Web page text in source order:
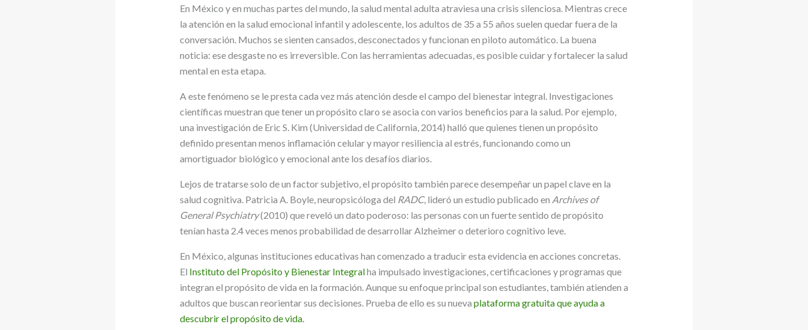
En México y en muchas partes del mundo, la salud mental adulta atraviesa una crisis silenciosa. Mientras crece
la atención en la salud emocional infantil y adolescente, los adultos de 35 a 55 años suelen quedar fuera de la
conversación. Muchos se sienten cansados, desconectados y funcionan en piloto automático. La buena
noticia: ese desgaste no es irreversible. Con las herramientas adecuadas, es posible cuidar y fortalecer la salud
mental en esta etapa.
A este fenómeno se le presta cada vez más atención desde el campo del bienestar integral. Investigaciones
científicas muestran que tener un propósito claro se asocia con varios beneficios para la salud. Por ejemplo,
una investigación de Eric S. Kim (Universidad de California, 2014) halló que quienes tienen un propósito
definido presentan menos inflamación celular y mayor resiliencia al estrés, funcionando como un
amortiguador biológico y emocional ante los desafíos diarios.
Lejos de tratarse solo de un factor subjetivo, el propósito también parece desempeñar un papel clave en la
salud cognitiva. Patricia A. Boyle, neuropsicóloga del RADC, lideró un estudio publicado en Archives of
General Psychiatry(2010) que reveló un dato poderoso: las personas con un fuerte sentido de propósito
tenían hasta 2.4 veces menos probabilidad de desarrollar Alzheimer o deterioro cognitivo leve.
En México, algunas instituciones educativas han comenzado a traducir esta evidencia en acciones concretas.
El Instituto del Propósito y Bienestar Integralha impulsado investigaciones, certificaciones y programas que
integran el propósito de vida en la formación. Aunque su enfoque principal son estudiantes, también atienden a
adultos que buscan reorientar sus decisiones. Prueba de ello es su nueva plataforma gratuita que ayuda a
descubrir el propósito de vida.